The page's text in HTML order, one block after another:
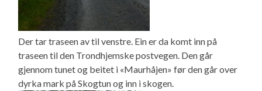
Der tar traseen av til venstre. Ein er da komt inn på
traseen til den Trondhjemske postvegen. Den går
gjennom tunet og beitet i «Maurhåjen» før den går over
dyrka mark på Skogtun og inn i skogen.